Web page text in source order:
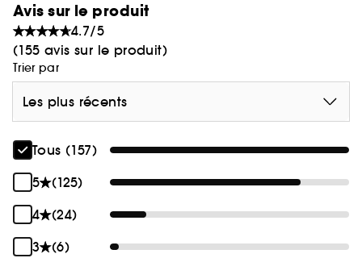
Avis sur le produit
4.7/5
(155 avis sur le produit)
Trier par
Les plus récents
Tous (157)
5
(125)
4
(24)
3
(6)